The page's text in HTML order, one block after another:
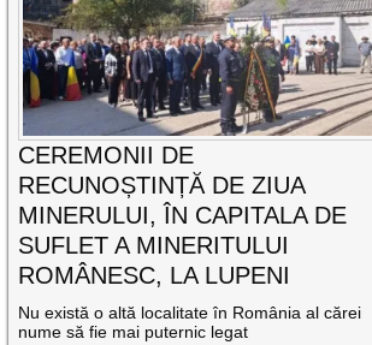
CEREMONII DE
RECUNOȘTINȚĂ DE ZIUA
MINERULUI, ÎN CAPITALA DE
SUFLET A MINERITULUI
ROMÂNESC, LA LUPENI
Nu există o altă localitate în România al cărei
nume să fie mai puternic legat